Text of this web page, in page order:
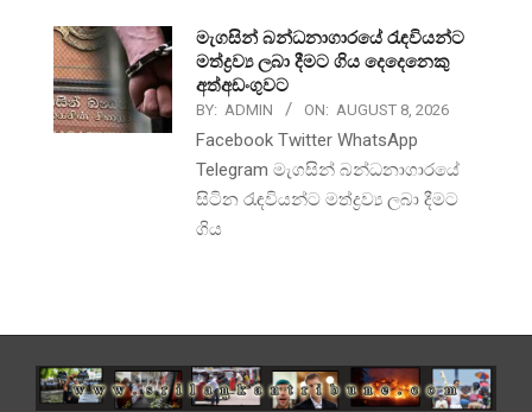
මැගසින් බන්ධනාගාරයේ රැඳවියන්ට
මත්ද්‍රව්‍ය ලබා දීමට ගිය දෙදෙනෙකු
අත්අඩංගුවට
BY: ADMIN ON: AUGUST 8, 2026
Facebook Twitter WhatsApp
Telegram මැගසින් බන්ධනාගාරයේ
සිටින රැඳවියන්ට මත්ද්‍රව්‍ය ලබා දීමට
ගිය